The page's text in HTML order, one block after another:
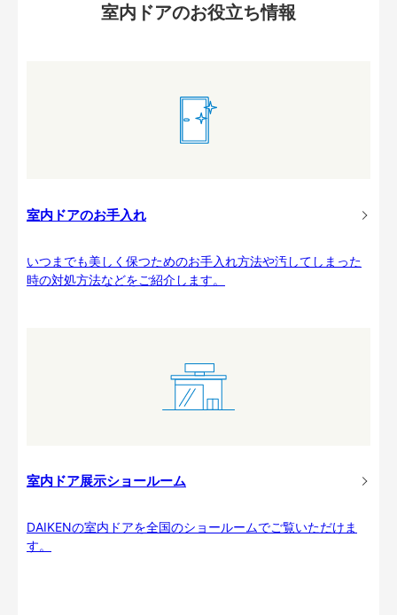
室内ドアのお役立ち情報
室内ドアのお手入れ
いつまでも美しく保つためのお手入れ方法や汚してしまった
時の対処方法などをご紹介します。
室内ドア展示ショールーム
DAIKENの室内ドアを全国のショールームでご覧いただけま
す。